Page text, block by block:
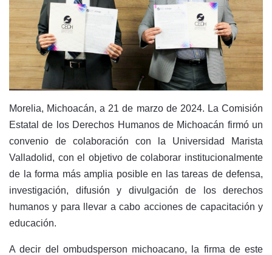
Morelia, Michoacán, a 21 de marzo de 2024. La Comisión
Estatal de los Derechos Humanos de Michoacán firmó un
convenio de colaboración con la Universidad Marista
Valladolid, con el objetivo de colaborar institucionalmente
de la forma más amplia posible en las tareas de defensa,
investigación, difusión y divulgación de los derechos
humanos y para llevar a cabo acciones de capacitación y
educación.
A decir del ombudsperson michoacano, la firma de este